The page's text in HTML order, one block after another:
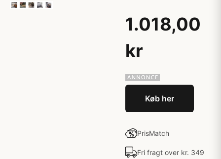
1.018,00
kr
Køb her
PrisMatch
Fri fragt over kr. 349